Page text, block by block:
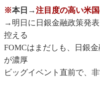
※本日→注目度の高い米
→明日に日銀金融政策発
控える
FOMCはまだしも、日銀
が濃厚
ビッグイベント直前で、